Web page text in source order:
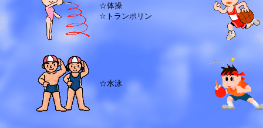
☆体操
☆トランポリン
☆水泳